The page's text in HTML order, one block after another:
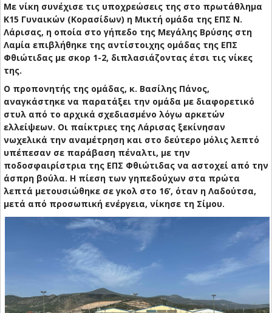
Με νίκη συνέχισε τις υποχρεώσεις της στο πρωτάθλημα
Κ15 Γυναικών (Κορασίδων) η Μικτή ομάδα της ΕΠΣ Ν.
Λάρισας, η οποία στο γήπεδο της Μεγάλης Βρύσης στη
Λαμία επιβλήθηκε της αντίστοιχης ομάδας της ΕΠΣ
Φθιώτιδας με σκορ 1-2, διπλασιάζοντας έτσι τις νίκες
της.
Ο προπονητής της ομάδας, κ. Βασίλης Πάνος,
αναγκάστηκε να παρατάξει την ομάδα με διαφορετικό
στυλ από το αρχικά σχεδιασμένο λόγω αρκετών
ελλείψεων. Οι παίκτριες της Λάρισας ξεκίνησαν
νωχελικά την αναμέτρηση και στο δεύτερο μόλις λεπτό
υπέπεσαν σε παράβαση πέναλτι, με την
ποδοσφαιρίστρια της ΕΠΣ Φθιώτιδας να αστοχεί από την
άσπρη βούλα. Η πίεση των γηπεδούχων στα πρώτα
λεπτά μετουσιώθηκε σε γκολ στο 16’, όταν η Λαδούτσα,
μετά από προσωπική ενέργεια, νίκησε τη Σίμου.